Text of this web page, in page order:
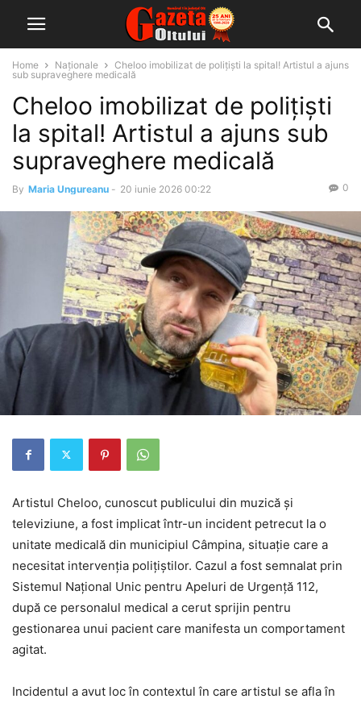
Home Naționale
Cheloo imobilizat de polițiști la spital! Artistul a ajuns
sub supraveghere medicală
Cheloo imobilizat de polițiști
la spital! Artistul a ajuns sub
supraveghere medicală
By Maria Ungureanu - 20 iunie 2026 00:22 0
Artistul Cheloo, cunoscut publicului din muzică și
televiziune, a fost implicat într-un incident petrecut la o
unitate medicală din municipiul Câmpina, situație care a
necesitat intervenția polițiștilor. Cazul a fost semnalat prin
Sistemul Național Unic pentru Apeluri de Urgență 112,
după ce personalul medical a cerut sprijin pentru
gestionarea unui pacient care manifesta un comportament
agitat.
Incidentul a avut loc în contextul în care artistul se afla în